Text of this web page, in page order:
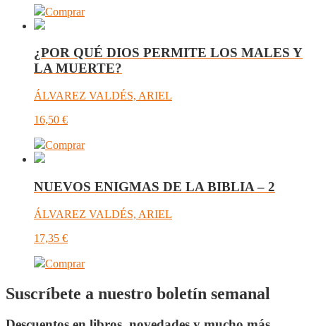
Comprar
¿POR QUÉ DIOS PERMITE LOS MALES Y
LA MUERTE?
ÁLVAREZ VALDÉS, ARIEL
16,50 €
Comprar
NUEVOS ENIGMAS DE LA BIBLIA – 2
ÁLVAREZ VALDÉS, ARIEL
17,35 €
Comprar
Suscríbete a nuestro boletín semanal